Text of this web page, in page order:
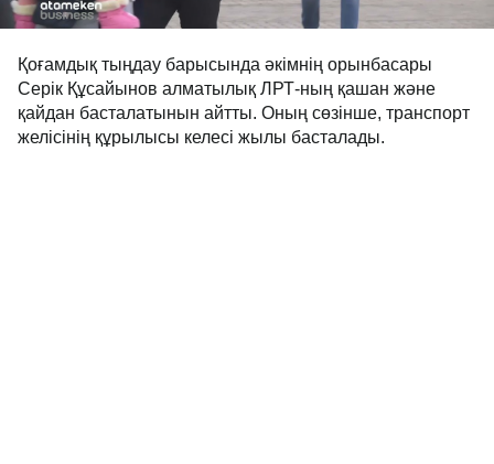
Қоғамдық тыңдау барысында әкімнің орынбасары
Серік Құсайынов алматылық ЛРТ-ның қашан және
қайдан басталатынын айтты. Оның сөзінше, транспорт
желісінің құрылысы келесі жылы басталады.